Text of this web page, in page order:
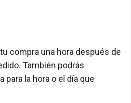
compra una hora después de
También podrás
para la hora o el día que